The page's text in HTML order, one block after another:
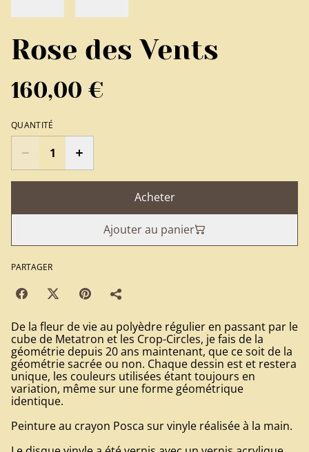
Rose des Vents
160,00 €
QUANTITÉ
Acheter
Ajouter au panier
PARTAGER
De la fleur de vie au polyèdre régulier en passant par le
cube de Metatron et les Crop-Circles, je fais de la
géométrie depuis 20 ans maintenant, que ce soit de la
géométrie sacrée ou non. Chaque dessin est et restera
unique, les couleurs utilisées étant toujours en
variation, même sur une forme géométrique
identique.
Peinture au crayon Posca sur vinyle réalisée à la main.